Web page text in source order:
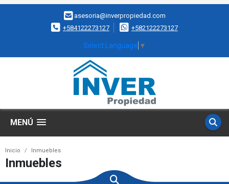
asesoria@inverpropiedad.com
+584122273127
+582122273127
Select Language ▼
MENÚ
Inicio Inmuebles
Inmuebles